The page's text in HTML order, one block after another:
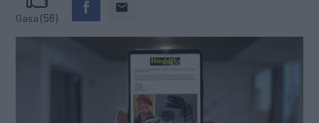
Gasa (56)